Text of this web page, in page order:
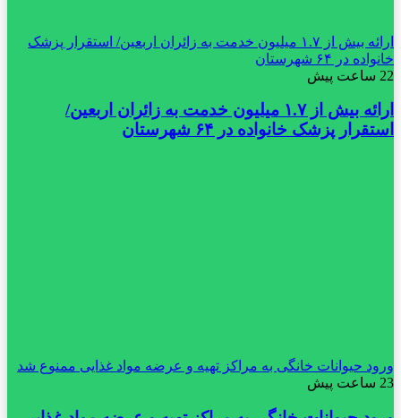
ارائه بیش از ۱.۷ میلیون خدمت به زائران اربعین/ استقرار پزشک
خانواده در ۶۴ شهرستان
22 ساعت پیش
ارائه بیش از ۱.۷ میلیون خدمت به زائران اربعین/
استقرار پزشک خانواده در ۶۴ شهرستان
ورود حیوانات خانگی به مراکز تهیه و عرضه مواد غذایی ممنوع شد
23 ساعت پیش